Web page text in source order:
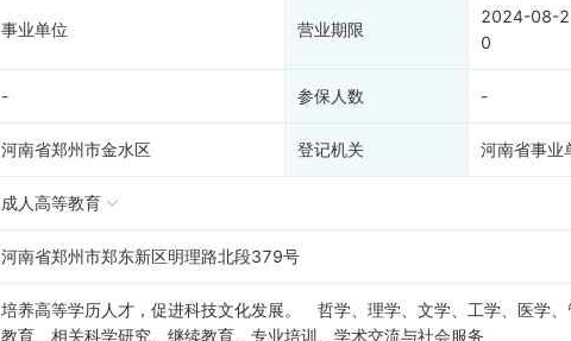
事业单位 营业期限
2024-08-
0
- 参保人数 -
河南省郑州市金水区 登记机关 河南省事业
成人高等教育
河南省郑州市郑东新区明理路北段379号
培养高等学历人才，促进科技文化发展。 哲学、理学、文学、工学、医学
教育 相关科学研究、继续教育、专业培训、学术交流与社会服务